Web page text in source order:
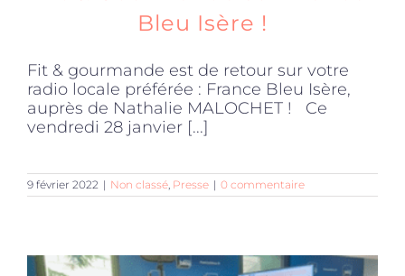
Bleu Isère !
Fit & gourmande est de retour sur votre
radio locale préférée : France Bleu Isère,
auprès de Nathalie MALOCHET ! Ce
vendredi 28 janvier [...]
9 février 2022 | Non classé Presse | 0 commentaire